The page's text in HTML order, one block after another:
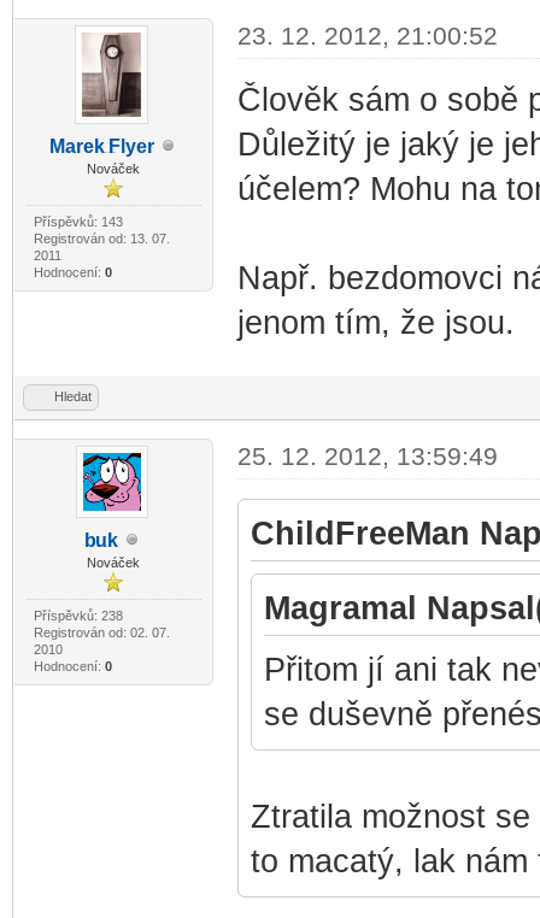
MarekFlyer
Nováček
Příspěvků: 143
Registrován od: 13. 07.
2011
Hodnocení: 0
23. 12. 2012, 21:00:52
Člověk sám o sobě
Důležitý je jaký je
účelem? Mohu na
Např. bezdomovci
jenom tím, že jsou.
Hledat
buk
Nováček
Příspěvků: 238
Registrován od: 02. 07.
2010
Hodnocení: 0
25. 12. 2012, 13:59:49
ChildFreeMan
Magramal
Přitom jí ani tak
se duševně
Ztratila možnost
to macatý, lak